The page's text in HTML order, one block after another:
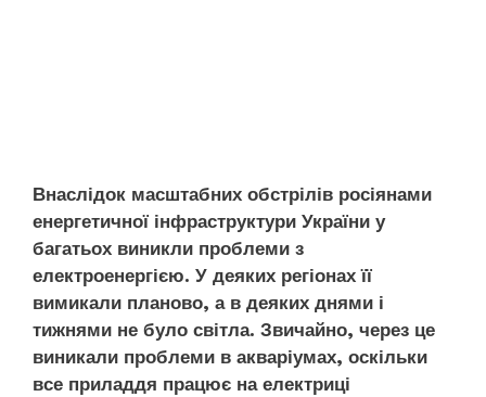
Внаслідок масштабних обстрілів росіянами
енергетичної інфраструктури України у
багатьох виникли проблеми з
електроенергією. У деяких регіонах її
вимикали планово, а в деяких днями і
тижнями не було світла. Звичайно, через це
виникали проблеми в акваріумах, оскільки
все приладдя працює на електриці